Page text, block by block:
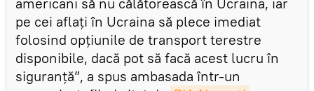
pe cei aflați în Ucraina să plece imediat
folosind opțiunile de transport terestre
disponibile, dacă pot să facă acest lucru în
siguranță”, a spus ambasada într-un